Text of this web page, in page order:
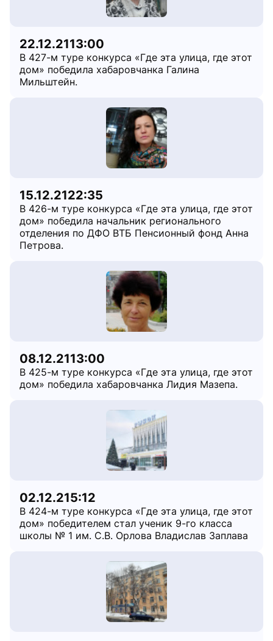
22.12.2113:00
В 427-м туре конкурса «Где эта улица, где этот
дом» победила хабаровчанка Галина
Мильштейн.
15.12.2122:35
В 426-м туре конкурса «Где эта улица, где этот
дом» победила начальник регионального
отделения по ДФО ВТБ Пенсионный фонд Анна
Петрова.
08.12.2113:00
В 425-м туре конкурса «Где эта улица, где этот
дом» победила хабаровчанка Лидия Мазепа.
02.12.215:12
В 424-м туре конкурса «Где эта улица, где этот
дом» победителем стал ученик 9-го класса
школы № 1 им. С.В. Орлова Владислав Заплава